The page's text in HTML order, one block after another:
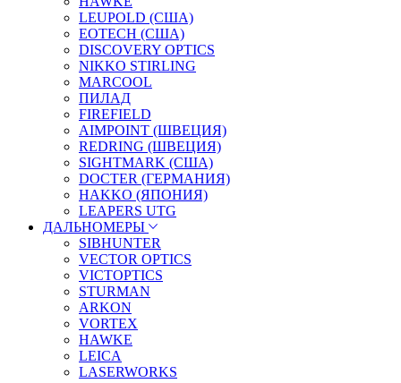
LEUPOLD (США)
EOTECH (США)
DISCOVERY OPTICS
NIKKO STIRLING
MARCOOL
ПИЛАД
FIREFIELD
AIMPOINT (ШВЕЦИЯ)
REDRING (ШВЕЦИЯ)
SIGHTMARK (США)
DOCTER (ГЕРМАНИЯ)
HAKKO (ЯПОНИЯ)
LEAPERS UTG
ДАЛЬНОМЕРЫ
SIBHUNTER
VECTOR OPTICS
VICTOPTICS
STURMAN
ARKON
VORTEX
HAWKE
LEICA
LASERWORKS